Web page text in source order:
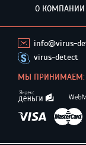
О КОМПАНИИ
info@virus-
virus-detect
МЫ ПРИНИМАЕМ: